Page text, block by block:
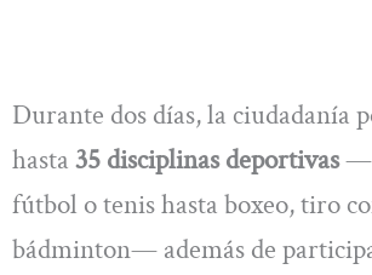
Durante dos días, la ciudadanía
hasta 35 disciplinas deportivas
fútbol o tenis hasta boxeo, tiro
bádminton— además de